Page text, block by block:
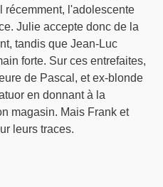
récemment, l'adolescente
Julie accepte donc de la
tandis que Jean-Luc
forte. Sur ces entrefaites,
de Pascal, et ex-blonde
en donnant à la
magasin. Mais Frank et
leurs traces.